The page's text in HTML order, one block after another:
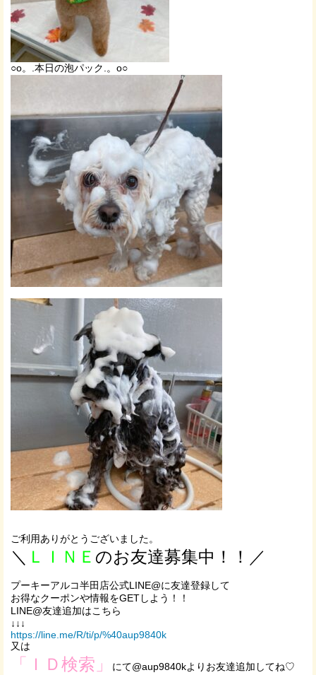
○o。.本日の泡パック.。o○
ご利用ありがとうございました。
＼ ＬＩＮＥ のお友達募集中！！／
プーキーアルコ半田店公式LINE@に友達登録して
お得なクーポンや情報をGETしよう！！
LINE@友達追加はこちら
↓↓↓
https://line.me/R/ti/p/%40aup9840k
又は
「ＩＤ検索」 にて@aup9840kよりお友達追加してね♡